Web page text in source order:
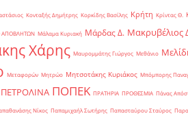
Κονταξής Δημήτρης Κορκίδης Βασίλης Κρήτη Κρίντας Θ.
Μάλαμα Κυριακή Μάρδας Δ. Μακρυβέλιος
Χάρης Μαυρομμάτης Γιώργος Μεθάνιο
Μεταφορών Μητρώο Μητσοτάκης Κυριάκος Μπόμπορης
ΠΕΤΡΟΛΙΝΑ ΠΟΠΕΚ ΠΡΑΤΗΡΙΑ ΠΡΟΘΕΣΜΙΑ Πάνας
Νίκος Παπαμιχαήλ Σωτήρης Παπασταύρου Σταύρος